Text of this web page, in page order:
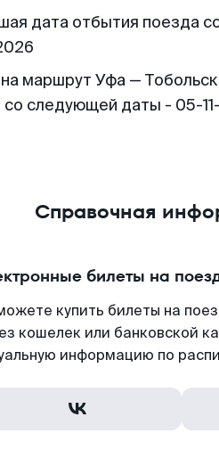
дата отбытия поезда
маршрут Уфа —
со следующей даты - 05-
Справочная
билеты на
купить билеты на
кошелек или банковской
информацию по